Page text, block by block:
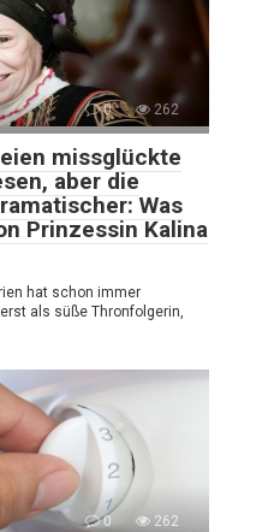
0 262
missglückte
aber die
Was
Prinzessin Kalina
hat schon immer
als süße Thronfolgerin,
0 262